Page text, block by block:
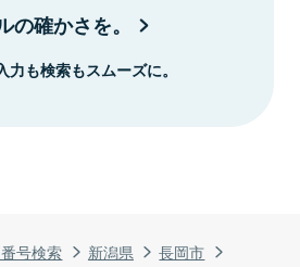
号検索 新潟県
長岡市
確かさを。
も検索もスムーズに。